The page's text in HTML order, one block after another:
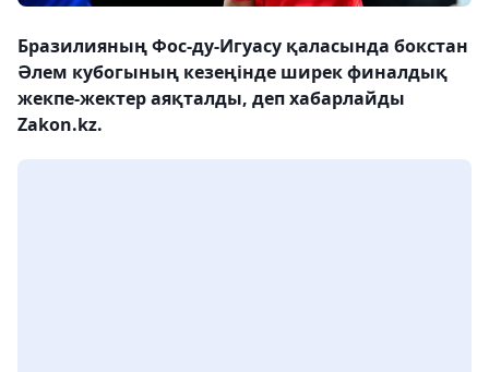
Бразилияның Фос-ду-Игуасу қаласында бокстан
Әлем кубогының кезеңінде ширек финалдық
жекпе-жектер аяқталды, деп хабарлайды
Zakon.kz.